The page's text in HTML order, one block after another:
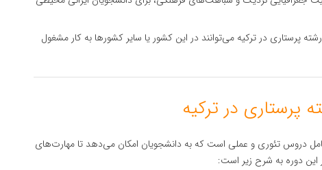
پرستاری در ترکیه می‌توانند در این کشور یا سایر کشورها به کار مشغول
در ترکیه معمولاً ۴ سال است و شامل دروس تئوری و عملی است که به دانشجویان امکان می‌دهد تا مهارت‌های
این دوره به شرح زیر است: